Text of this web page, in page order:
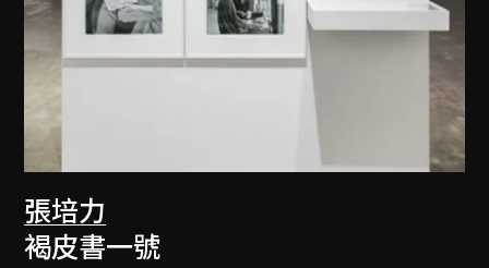
張培力
褐皮書一號